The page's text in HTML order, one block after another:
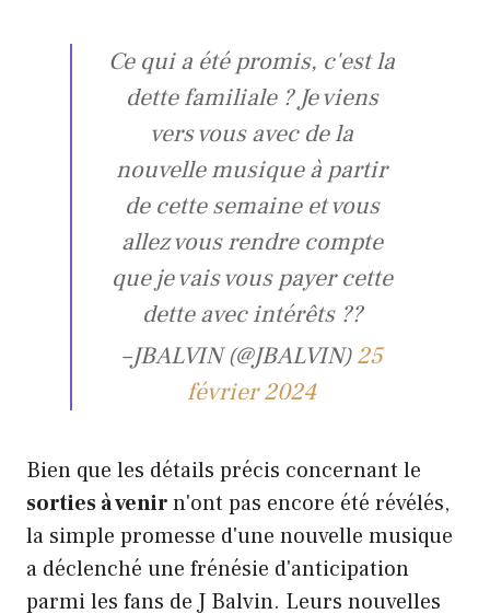
Ce qui a été promis, c'est la
dette familiale ? Je viens
vers vous avec de la
nouvelle musique à partir
de cette semaine et vous
allez vous rendre compte
que je vais vous payer cette
dette avec intérêts ??
–JBALVIN (@JBALVIN)25
février 2024
Bien que les détails précis concernant le
sorties à venirn'ont pas encore été révélés,
la simple promesse d'une nouvelle musique
a déclenché une frénésie d'anticipation
parmi les fans de J Balvin. Leurs nouvelles